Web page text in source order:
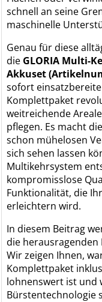
schnell an seine
maschinelle
Genau für diese
die GLORIA Multi-
Akkuset
sofort
Komplettpaket
weitreichende
pflegen. Es macht
schon mühelosen
sich sehen lassen
Multikehrsystem
kompromisslose
Funktionalität, die
erleichtern wird.
In diesem Beitrag
die herausragenden
Wir zeigen Ihnen,
Komplettpaket
lohnenswert ist und
Bürstentechnologie